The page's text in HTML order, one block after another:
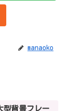
manaoko
型背景フレー